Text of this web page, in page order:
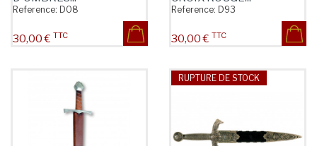
Reference: D08
Prix
30,00 € TTC
Reference: D93
Prix
30,00 € TTC
RUPTURE DE STOCK